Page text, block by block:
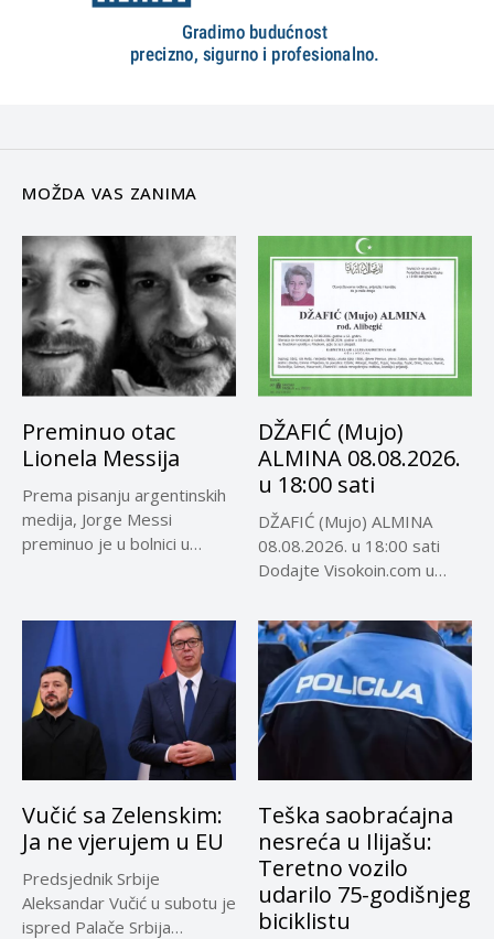
MOŽDA VAS ZANIMA
Preminuo otac
Lionela Messija
Prema pisanju argentinskih
medija, Jorge Messi
preminuo je u bolnici u
DŽAFIĆ (Mujo)
ALMINA 08.08.2026.
u 18:00 sati
DŽAFIĆ (Mujo) ALMINA
08.08.2026. u 18:00 sati
Dodajte Visokoin.com u
Vučić sa Zelenskim:
Ja ne vjerujem u EU
Predsjednik Srbije
Aleksandar Vučić u subotu je
ispred Palače Srbija
Teška saobraćajna
nesreća u Ilijašu:
Teretno vozilo
udarilo 75-godišnjeg
biciklistu